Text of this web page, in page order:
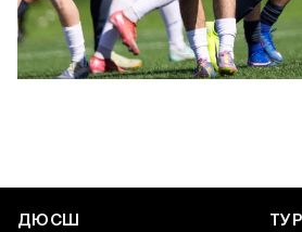
ЮФЛ U17 | ПФК ЦСКА - Акрон -
26 АПРЕЛЯ 2026 18:11
ДЮСШ